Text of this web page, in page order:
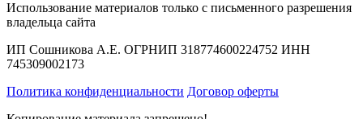
Использование материалов только с письменного разрешения
владельца сайта
ИП Сошникова А.Е. ОГРНИП 318774600224752 ИНН
745309002173
Политика конфиденциальности Договор оферты